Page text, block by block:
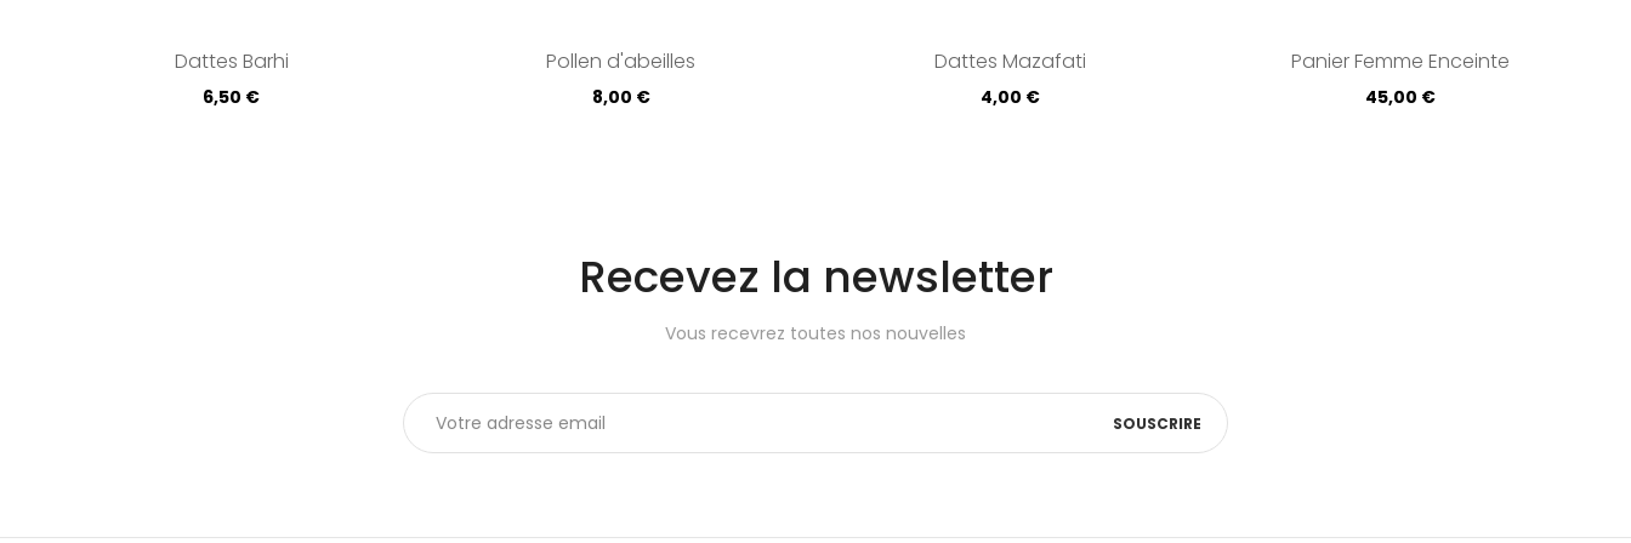
Dattes Barhi
Prix
6,50 €
Pollen d'abeilles
Prix
8,00 €
Dattes Mazafati
Prix
4,00 €
Panier Femme Enceinte
Prix
45,00 €
Recevez la newsletter
Vous recevrez toutes nos nouvelles
SOUSCRIRE